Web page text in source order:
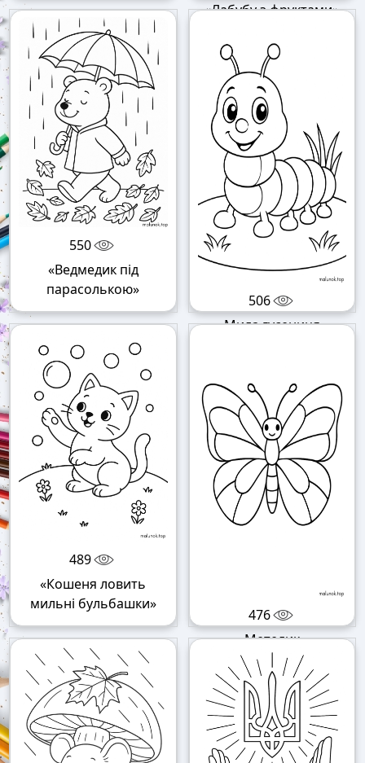
«Лабубу з фруктами»
550
«Ведмедик під
парасолькою»
506
«Мила гусениця»
489
«Кошеня ловить
мильні бульбашки»
476
«Метелик»